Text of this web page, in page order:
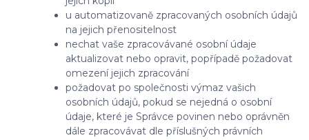
u automatizovaně zpracovaných osobních údajů
na jejich přenositelnost
nechat vaše zpracovávané osobní údaje
aktualizovat nebo opravit, popřípadě požadovat
omezení jejich zpracování
požadovat po společnosti výmaz vašich
osobních údajů, pokud se nejedná o osobní
údaje, které je Správce povinen nebo oprávněn
dále zpracovávat dle příslušných právních